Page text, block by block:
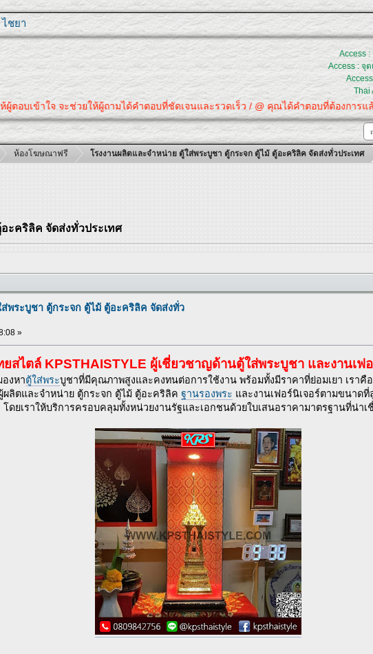
ชยา
Access
Access : จุ
Thai
าใจ จะช่วยให้ผู้ถามได้คำตอบที่ชัดเจนและรวดเร็ว / @ คุณได้คำตอบที่ต้องการแล้วหรือยั
ห้องโฆษณาฟรี โรงงานผลิตและจำหน่าย ตู้ใส่พระบูชา ตู้กระจก ตู้ไม้ ตู้อะคริลิค จัดส่งทั่วประเทศ
ะคริลิค จัดส่งทั่วประเทศ
พระบูชา ตู้กระจก ตู้ไม้ ตู้อะคริลิค จัดส่งทั่ว
»
ยสไตล์ KPSTHAISTYLE ผู้เชี่ยวชาญด้านตู้ใส่พระบูชา และงานเฟ
งหาตู้ใส่พระบูชาที่มีคุณภาพสูงและคงทนต่อการใช้งาน พร้อมทั้งมีราคาที่ย่อมเยา เรา
ผู้ผลิตและจำหน่าย ตู้กระจก ตู้ไม้ ตู้อะคริลิคฐานรองพระ และงานเฟอร์นิเจอร์ตามขนาด
โดยเราให้บริการครอบคลุมทั้งหน่วยงานรัฐและเอกชนด้วยใบเสนอราคามาตรฐานที่น่าเ